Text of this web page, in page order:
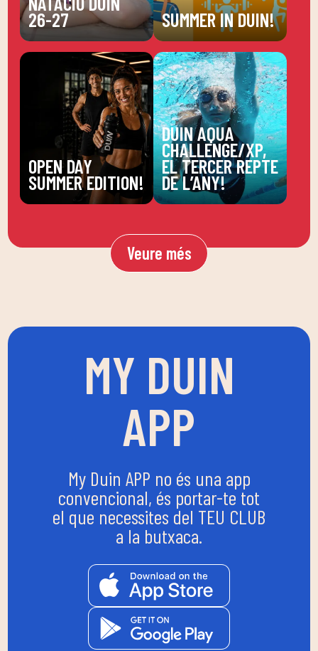
26-27 SUMMER IN DUIN!
OPEN DAY
SUMMER EDITION!
DUIN AQUA
CHALLENGE/XP,
EL TERCER REPTE
DE L’ANY!
Veure més
MY DUIN
APP
My Duin APP no és una app
convencional, és portar-te tot
el que necessites del TEU CLUB
a la butxaca.